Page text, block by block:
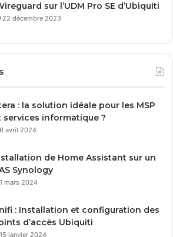
sur l’UDM Pro SE d’Ubiquiti
22 décembre 2023
: la solution idéale pour les MSP
services informatique ?
6 avril 2024
de Home Assistant sur un
Synology
1 mars 2024
: Installation et configuration des
d’accès Ubiquiti
15 janvier 2024